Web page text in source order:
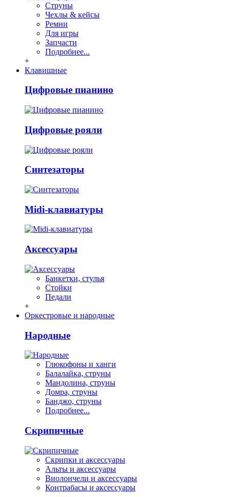
Струны
Чехлы & кейсы
Ремни
Для игры
Запчасти
Подробнее...
+
Клавишные
Цифровые пианино
Цифровые рояли
Синтезаторы
Midi-клавиатуры
Аксессуары
Банкетки, стулья
Стойки
Педали
+
Оркестровые и народные
Народные
Глюкофоны и ханги
Балалайка, струны
Мандолина, струны
Домра, струны
Банджо, струны
Подробнее...
Скрипичные
Скрипки и аксессуары
Альты и аксессуары
Виолончели и аксессуары
Контрабасы и аксессуары